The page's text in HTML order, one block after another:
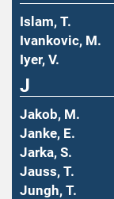
Islam, T.
Ivankovic, M.
Iyer, V.
J
Jakob, M.
Janke, E.
Jarka, S.
Jauss, T.
Jungh, T.